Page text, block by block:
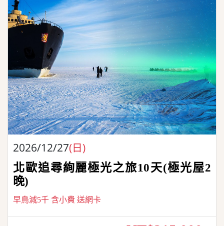
2026/12/27(日)
北歐追尋絢麗極光之旅10天(極光屋2
晚)
早鳥減5千 含小費 送網卡